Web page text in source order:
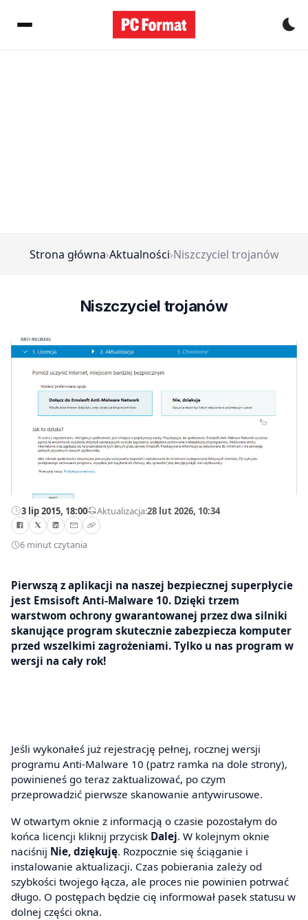
Strona główna›Aktualności›Niszczyciel trojanów
Niszczyciel trojanów
3 lip 2015, 18:00—Aktualizacja:28 lut 2026, 10:34
6 minut czytania
Pierwszą z aplikacji na naszej bezpiecznej superpłycie
jest Emsisoft Anti-Malware 10. Dzięki trzem
warstwom ochrony gwarantowanej przez dwa silniki
skanujące program skutecznie zabezpiecza komputer
przed wszelkimi zagrożeniami. Tylko u nas program w
wersji na cały rok!
Jeśli wykonałeś już rejestrację pełnej, rocznej wersji
programu Anti-Malware 10 (patrz ramka na dole strony),
powinieneś go teraz zaktualizować, po czym
przeprowadzić pierwsze skanowanie antywirusowe.
W otwartym oknie z informacją o czasie pozostałym do
końca licencji kliknij przycisk Dalej. W kolejnym oknie
naciśnij Nie, dziękuję. Rozpocznie się ściąganie i
instalowanie aktualizacji. Czas pobierania zależy od
szybkości twojego łącza, ale proces nie powinien potrwać
długo. O postępach będzie cię informował pasek statusu w
dolnej części okna.